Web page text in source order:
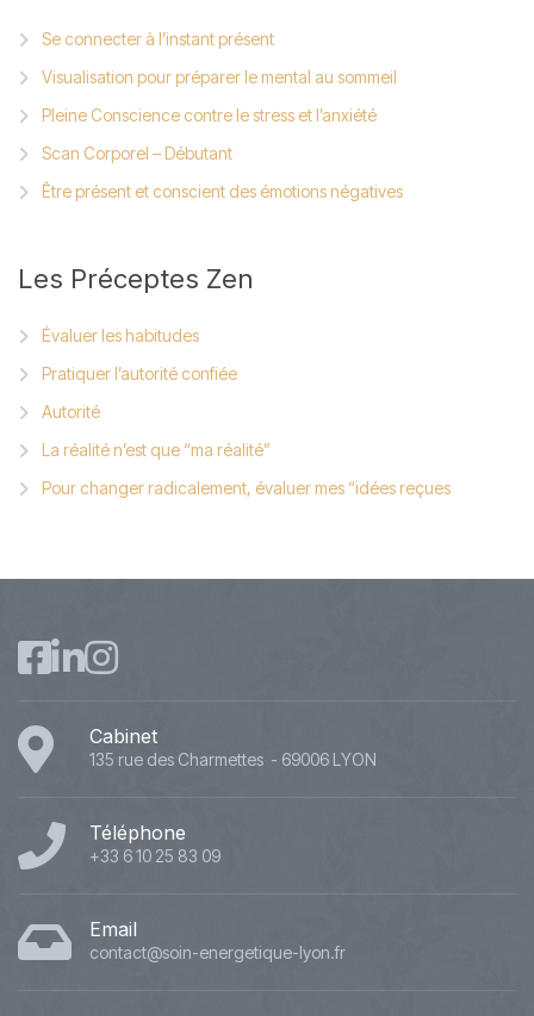
Se connecter à l’instant présent
Visualisation pour préparer le mental au sommeil
Pleine Conscience contre le stress et l’anxiété
Scan Corporel – Débutant
Être présent et conscient des émotions négatives
Les Préceptes Zen
Évaluer les habitudes
Pratiquer l’autorité confiée
Autorité
La réalité n’est que “ma réalité”
Pour changer radicalement, évaluer mes “idées reçues
Cabinet
135 rue des Charmettes - 69006 LYON
Téléphone
+33 6 10 25 83 09
Email
contact@soin-energetique-lyon.fr